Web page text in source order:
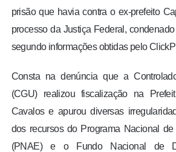
prisão que havia contra o ex-prefeito
processo da Justiça Federal,
segundo informações obtidas pelo
Consta na denúncia que a
(CGU) realizou fiscalização na
Cavalos e apurou diversas
dos recursos do Programa Nacional
(PNAE) e o Fundo Nacional de